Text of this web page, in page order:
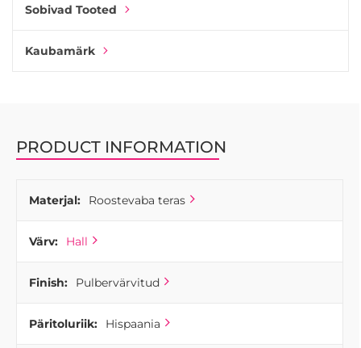
Sobivad Tooted
Kaubamärk
PRODUCT INFORMATION
Materjal: Roostevaba teras
Värv: Hall
Finish: Pulbervärvitud
Päritoluriik: Hispaania